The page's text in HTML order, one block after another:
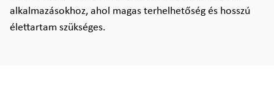
alkalmazásokhoz, ahol magas terhelhetőség és hosszú
élettartam szükséges.